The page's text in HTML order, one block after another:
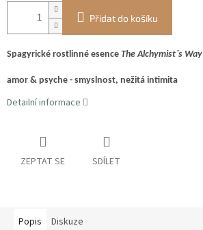
Přidat do košíku
Spagyrické rostlinné esence The Alchymist´s Way
amor & psyche - smyslnost, nežitá intimita
Detailní informace
ZEPTAT SE SDÍLET
Popis Diskuze